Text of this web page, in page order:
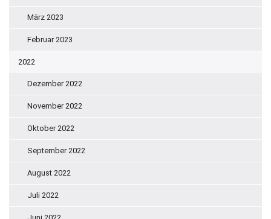
März 2023
Februar 2023
2022
Dezember 2022
November 2022
Oktober 2022
September 2022
August 2022
Juli 2022